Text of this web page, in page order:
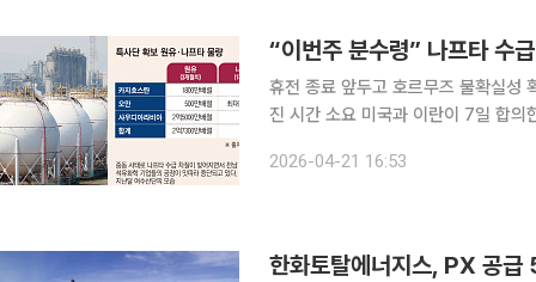
“이번주 분수령” 나프타 수
휴전 종료 앞두고 호르무즈 불확실성
진 시간 소요 미국과 이란이 7일 합의한 2주간의 휴전이 오는 22일 종료됨에 따라 중동발 물류 위
급에 차질을 빚고 있는 국내 석유화학
2026-04-21 16:53
한화토탈에너지스, PX 공급